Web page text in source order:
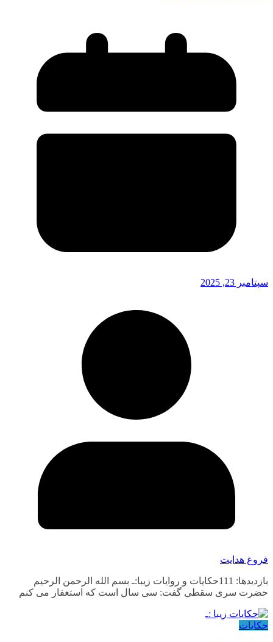
سپتامبر 23, 2025
فروغ هدایت
بازدیدها: 111حکایات و روایات زیبا:ـ بسم الله الرحمن الرحیم
حضرت سری سقطی گفت: سی سال است که استغفار می کنم
حکایات